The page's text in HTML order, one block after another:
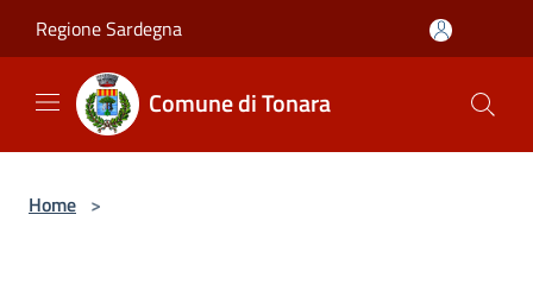
Regione Sardegna
Comune di Tonara
Home >